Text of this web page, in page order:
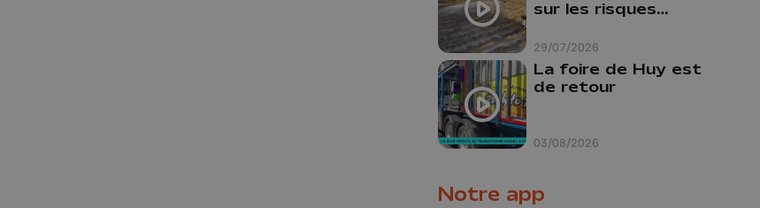
29/07/2026
sur les risques
Belgique : "Un
incendie comme en
Gironde ne pourrait
pas avoir lieu chez
03/08/2026
La foire de Huy est
de retour
Notre app